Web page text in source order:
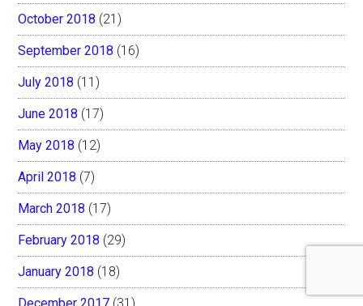
October 2018 (21)
September 2018 (16)
July 2018 (11)
June 2018 (17)
May 2018 (12)
April 2018 (7)
March 2018 (17)
February 2018 (29)
January 2018 (18)